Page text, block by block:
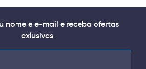
nome e e-mail e receba ofertas
exlusivas